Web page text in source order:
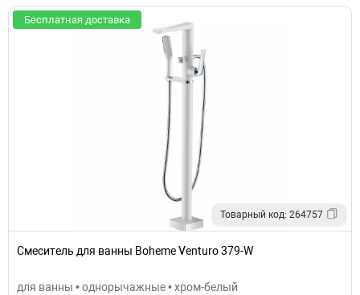
Бесплатная доставка
Товарный код: 264757
Смеситель для ванны Boheme Venturo 379-W
для ванны • однорычажные • хром-белый